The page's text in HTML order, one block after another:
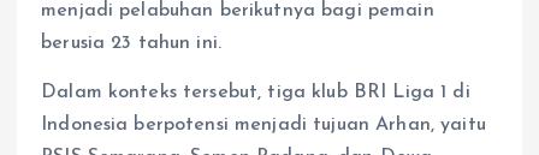
menjadi pelabuhan berikutnya bagi pemain
berusia 23 tahun ini.
​Dalam konteks tersebut, tiga klub BRI Liga 1 di
Indonesia berpotensi menjadi tujuan Arhan, yaitu